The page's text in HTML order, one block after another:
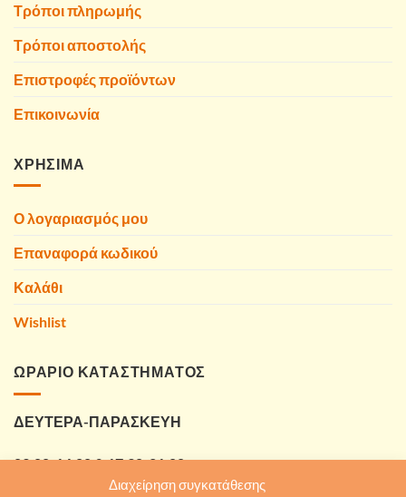
Διαχείρηση συγκατάθεσης
Τρόποι πληρωμής
Τρόποι αποστολής
Επιστροφές προϊόντων
Επικοινωνία
ΧΡΗΣΙΜΑ
Ο λογαριασμός μου
Επαναφορά κωδικού
Καλάθι
Wishlist
ΩΡΑΡΙΟ ΚΑΤΑΣΤΗΜΑΤΟΣ
ΔΕΥΤΕΡΑ-ΠΑΡΑΣΚΕΥΗ
09:00-14:00 & 17:30-21:00